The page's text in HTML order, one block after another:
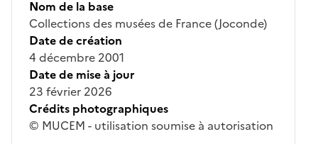
Nom de la base
Collections des musées de France (Joconde)
Date de création
4 décembre 2001
Date de mise à jour
23 février 2026
Crédits photographiques
© MUCEM - utilisation soumise à autorisation